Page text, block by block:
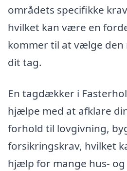
områdets specifikke
hvilket kan være en
kommer til at vælge
dit tag.
En tagdækker i
hjælpe med at afklare
forhold til lovgivning,
forsikringskrav, hvilket
hjælp for mange hus- og